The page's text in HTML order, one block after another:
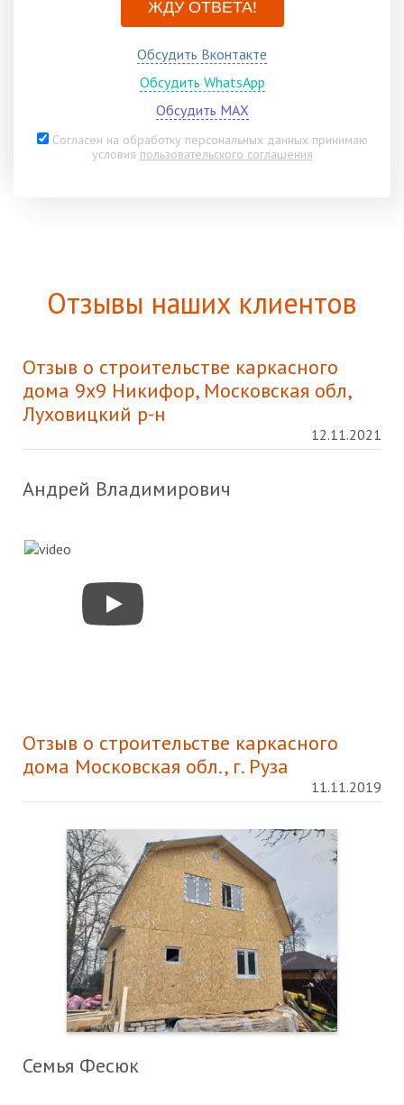
ЖДУ ОТВЕТА!
Обсудить Вконтакте
Обсудить WhatsApp
Обсудить MAX
Согласен на обработку персональных данных принимаю
условия пользовательского соглашения
Отзывы наших клиентов
Отзыв о строительстве каркасного
дома 9х9 Никифор, Московская обл,
Луховицкий р-н
12.11.2021
Андрей Владимирович
Отзыв о строительстве каркасного
дома Московская обл., г. Руза
11.11.2019
Семья Фесюк